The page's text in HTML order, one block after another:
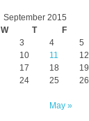
September 2015
W T F
May »
3 4 5
10 11 12
17 18 19
24 25 26